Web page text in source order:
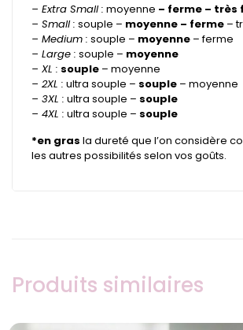
– Extra Small : moyenne – ferme – très
– Small : souple – moyenne – ferme–
– Medium : souple – moyenne– ferme
– Large : souple – moyenne
– XL : souple– moyenne
– 2XL : ultra souple – souple– moyenne
– 3XL : ultra souple – souple
– 4XL : ultra souple – souple
*en gras la dureté que l’on considère
les autres possibilités selon vos goûts.
Produits similaires